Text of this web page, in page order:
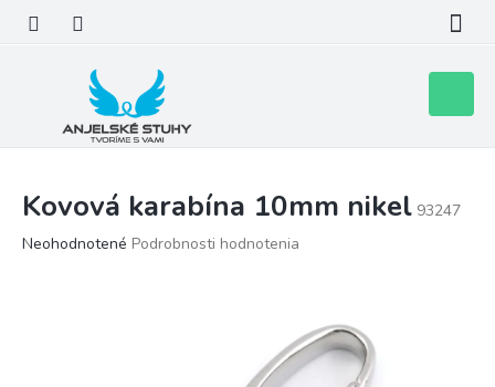
obsah
košík
Kovová karabína 10mm nikel 93247
Priemerné
Neohodnotené Podrobnosti hodnotenia